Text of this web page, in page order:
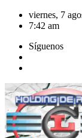
Saltar
viernes, 7
7:42 am
Síguenos